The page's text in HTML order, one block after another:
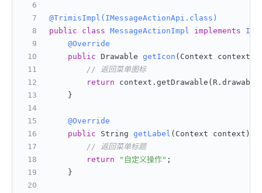
@TrimisImpl(IMessageActionApi.class)
public
class MessageActionImpl implements
@Override
public Drawable getIcon (Context context)
// 返回菜单图标
return
    }
@Override
public String getLabel (Context context)
// 返回菜单标题
return
"自定义操作" ;
    }